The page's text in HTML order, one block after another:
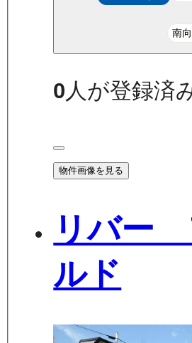
南
0人が登録済
物件画像を見る
リバー
ルド